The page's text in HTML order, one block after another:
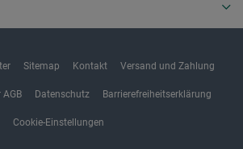
Sitemap Kontakt Versand und Zahlung
AGB Datenschutz Barrierefreiheitserklärung
Cookie-Einstellungen